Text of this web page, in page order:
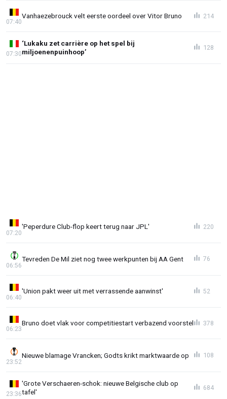
Vanhaezebrouck velt eerste oordeel over Vitor Bruno
07:40
214
‘Lukaku zet carrière op het spel bij
miljoenenpuinhoop’
07:30
128
'Peperdure Club-flop keert terug naar JPL'
07:20
220
Tevreden De Mil ziet nog twee werkpunten bij AA Gent
06:56
76
'Union pakt weer uit met verrassende aanwinst'
06:40
52
Bruno doet vlak voor competitiestart verbazend voorstel
06:23
378
Nieuwe blamage Vrancken; Godts krikt marktwaarde op
23:52
108
'Grote Verschaeren-schok: nieuwe Belgische club op
tafel'
23:36
684